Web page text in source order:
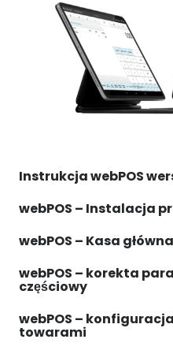
Instrukcja webPOS
webPOS – Instalacja
webPOS – Kasa główna
webPOS – korekta
częściowy
webPOS –
towarami